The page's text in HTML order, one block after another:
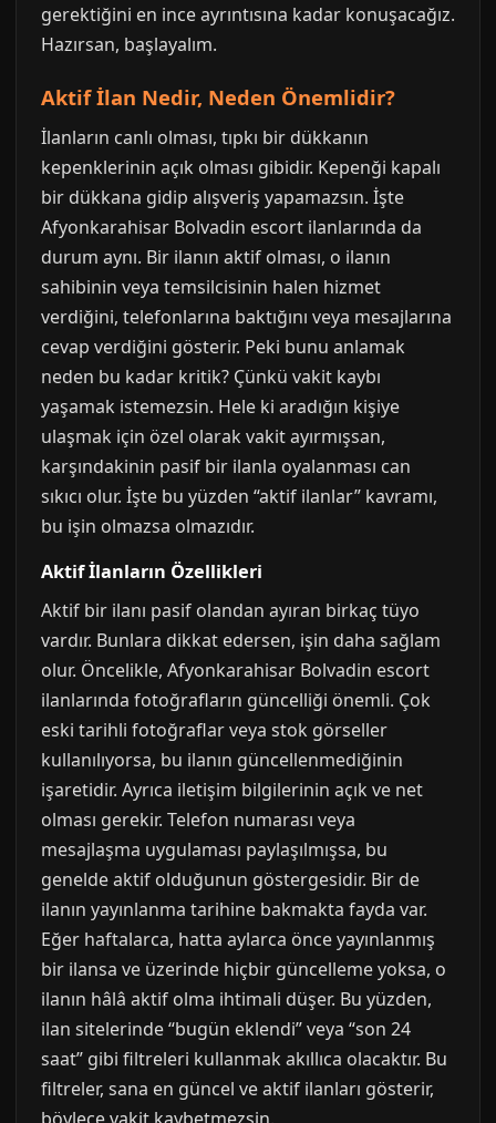
gerektiğini en ince ayrıntısına kadar konuşacağız.
Hazırsan, başlayalım.
Aktif İlan Nedir, Neden Önemlidir?
İlanların canlı olması, tıpkı bir dükkanın
kepenklerinin açık olması gibidir. Kepenği kapalı
bir dükkana gidip alışveriş yapamazsın. İşte
Afyonkarahisar Bolvadin escort ilanlarında da
durum aynı. Bir ilanın aktif olması, o ilanın
sahibinin veya temsilcisinin halen hizmet
verdiğini, telefonlarına baktığını veya mesajlarına
cevap verdiğini gösterir. Peki bunu anlamak
neden bu kadar kritik? Çünkü vakit kaybı
yaşamak istemezsin. Hele ki aradığın kişiye
ulaşmak için özel olarak vakit ayırmışsan,
karşındakinin pasif bir ilanla oyalanması can
sıkıcı olur. İşte bu yüzden “aktif ilanlar” kavramı,
bu işin olmazsa olmazıdır.
Aktif İlanların Özellikleri
Aktif bir ilanı pasif olandan ayıran birkaç tüyo
vardır. Bunlara dikkat edersen, işin daha sağlam
olur. Öncelikle, Afyonkarahisar Bolvadin escort
ilanlarında fotoğrafların güncelliği önemli. Çok
eski tarihli fotoğraflar veya stok görseller
kullanılıyorsa, bu ilanın güncellenmediğinin
işaretidir. Ayrıca iletişim bilgilerinin açık ve net
olması gerekir. Telefon numarası veya
mesajlaşma uygulaması paylaşılmışsa, bu
genelde aktif olduğunun göstergesidir. Bir de
ilanın yayınlanma tarihine bakmakta fayda var.
Eğer haftalarca, hatta aylarca önce yayınlanmış
bir ilansa ve üzerinde hiçbir güncelleme yoksa, o
ilanın hâlâ aktif olma ihtimali düşer. Bu yüzden,
ilan sitelerinde “bugün eklendi” veya “son 24
saat” gibi filtreleri kullanmak akıllıca olacaktır. Bu
filtreler, sana en güncel ve aktif ilanları gösterir,